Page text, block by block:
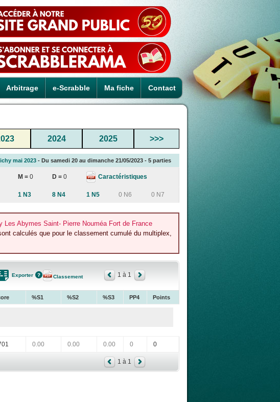
Arbitrage e-Scrabble Ma fiche Contact
2024 2025 >>>
mai 2023 - Du samedi 20 au dimanche 21/05/2023 - 5 parties
M = 0 D = 0 Caractéristiques
1 N3 8 N4 1 N5 0 N6 0 N7
Les Abymes Saint- Pierre Nouméa Fort de France
calculés que pour le classement cumulé du multiplex,
Exporter Classement 1 à 1
%S1 %S2 %S3 PP4 Points
0.00 0.00 0.00 0 0
1 à 1